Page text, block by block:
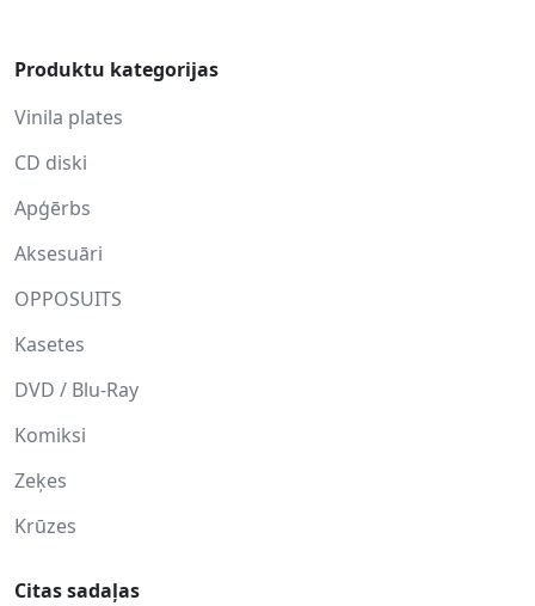
Produktu kategorijas
Vinila plates
CD diski
Apģērbs
Aksesuāri
OPPOSUITS
Kasetes
DVD / Blu-Ray
Komiksi
Zeķes
Krūzes
Citas sadaļas